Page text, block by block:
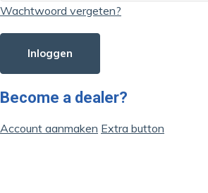
Wachtwoord vergeten?
Inloggen
Become a dealer?
Account aanmaken Extra button